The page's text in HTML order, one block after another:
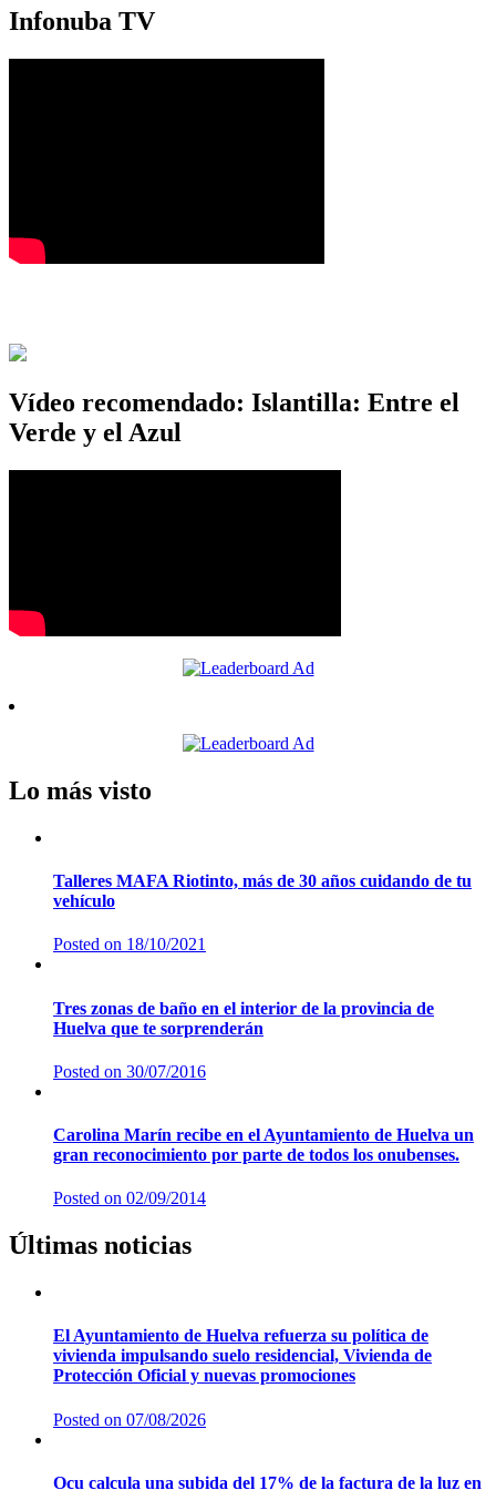
Lo más visto
Talleres MAFA Riotinto, más de 30 años cuidando de tu
vehículo
Posted on18/10/2021
Tres zonas de baño en el interior de la provincia de
Huelva que te sorprenderán
Posted on30/07/2016
Carolina Marín recibe en el Ayuntamiento de Huelva un
gran reconocimiento por parte de todos los onubenses.
Posted on02/09/2014
Últimas noticias
vivienda impulsando suelo residencial, Vivienda de
Protección Oficial y nuevas promociones
Posted on07/08/2026